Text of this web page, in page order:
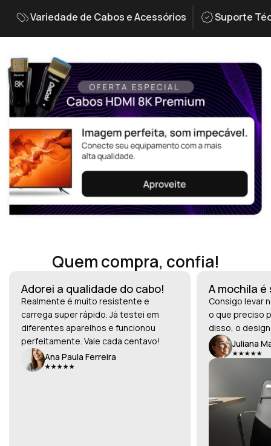
Variedade de Cabos e Acessórios Suporte
Quem compra, confia!
Adorei a qualidade do cabo!
Realmente é muito resistente e
carrega super rápido. Já testei em
diferentes aparelhos e funcionou
perfeitamente. Vale cada centavo!
Ana Paula Ferreira
A mochila
Consigo levar
o que preciso
disso, o
Juliana